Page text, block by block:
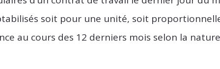
soit pour une unité, soit
au cours des 12 derniers mois selon la